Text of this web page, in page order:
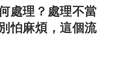
處理？處理不當
怕麻煩，這個流